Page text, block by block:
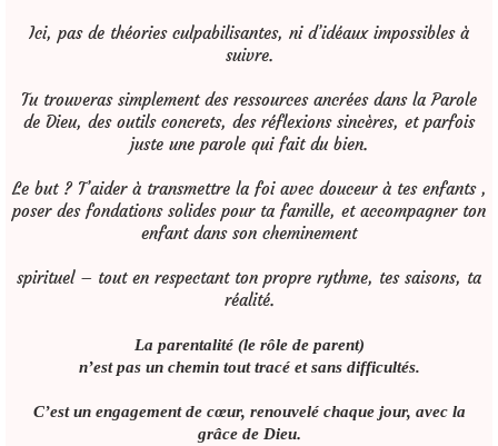
Ici, pas de théories culpabilisantes, ni d’idéaux impossibles à
suivre.
Tu trouveras simplement des ressources ancrées dans la Parole
de Dieu, des outils concrets, des réflexions sincères, et parfois
juste une parole qui fait du bien.
Le but ? T’aider à transmettre la foi avec douceur à tes enfants ,
poser des fondations solides pour ta famille, et accompagner ton
enfant dans son cheminement
spirituel – tout en respectant ton propre rythme, tes saisons, ta
réalité.
La parentalité (le rôle de parent)
n’est pas un chemin tout tracé et sans difficultés.
C’est un engagement de cœur, renouvelé chaque jour, avec la
grâce de Dieu.